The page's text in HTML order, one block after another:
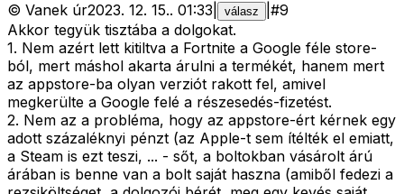
© Vanek úr2023. 12. 15.. 01:33 válasz #9
Akkor tegyük tisztába a dolgokat.
1. Nem azért lett kitiltva a Fortnite a Google féle store-
ból, mert máshol akarta árulni a termékét, hanem mert
az appstore-ba olyan verziót rakott fel, amivel
megkerülte a Google felé a részesedés-fizetést.
2. Nem az a probléma, hogy az appstore-ért kérnek egy
adott százaléknyi pénzt (az Apple-t sem ítélték el emiatt,
a Steam is ezt teszi, ... - sőt, a boltokban vásárolt árú
árában is benne van a bolt saját haszna (amiből fedezi a